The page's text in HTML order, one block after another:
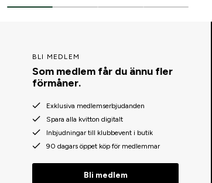
BLI MEDLEM
Som medlem får du ännu fler
förmåner.
Exklusiva medlemserbjudanden
Spara alla kvitton digitalt
Inbjudningar till klubbevent i butik
90 dagars öppet köp för medlemmar
Bli medlem